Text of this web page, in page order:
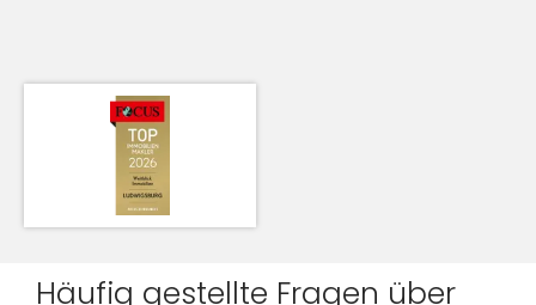
Häufig gestellte Fragen über